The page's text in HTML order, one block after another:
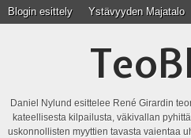
Blogin esittely Ystävyyden Majatalo
Daniel Nylund esittelee René Girardin
kateellisesta kilpailusta, väkivallan
uskonnollisten myyttien tavasta vaientaa